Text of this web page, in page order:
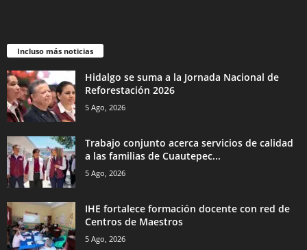
Incluso más noticias
Hidalgo se suma a la Jornada Nacional de
Reforestación 2026
5 Ago, 2026
Trabajo conjunto acerca servicios de calidad
a las familias de Cuautepec...
5 Ago, 2026
IHE fortalece formación docente con red de
Centros de Maestros
5 Ago, 2026